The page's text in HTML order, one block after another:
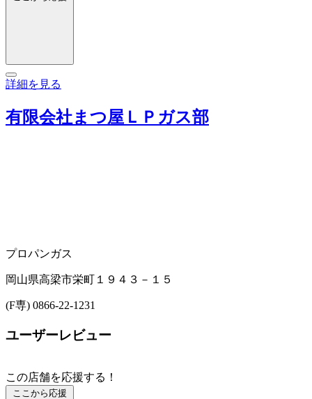
詳細を見る
有限会社まつ屋ＬＰガス部
プロパンガス
岡山県高梁市栄町１９４３－１５
(F専) 0866-22-1231
ユーザーレビュー
この店舗を応援する！
ここから応援